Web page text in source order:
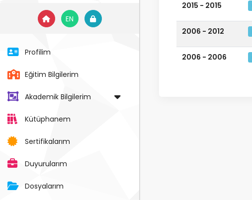
EN
Profilim
Eğitim Bilgilerim
Akademik Bilgilerim
Kütüphanem
Sertifikalarım
Duyurularım
Dosyalarım
2015 - 2015
2006 - 2012
2006 - 2006